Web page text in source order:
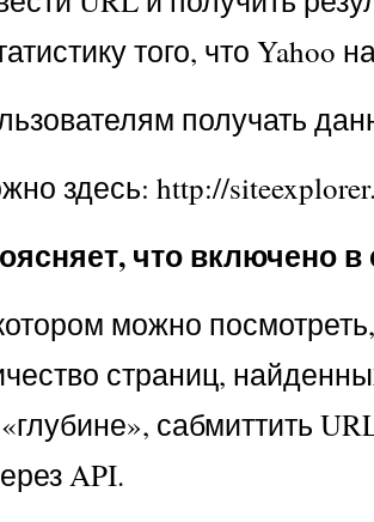
того, что Yahoo
получать
здесь: http://
что включено в
можно
страниц,
сабмиттить
API.